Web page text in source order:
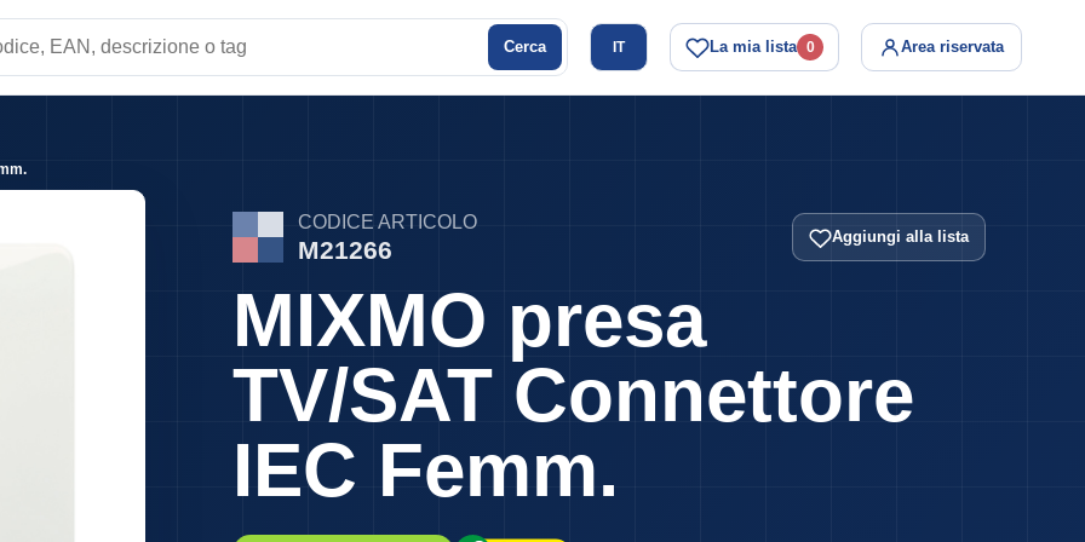
Cerca IT La mia lista 0 Area riservata
CODICE ARTICOLO
M21266 Aggiungi alla lista
MIXMO presa
TV/SAT Connettore
IEC Femm.